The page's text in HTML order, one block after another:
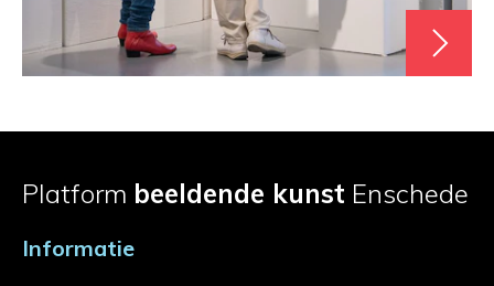
Platform beeldende kunst Enschede
Informatie